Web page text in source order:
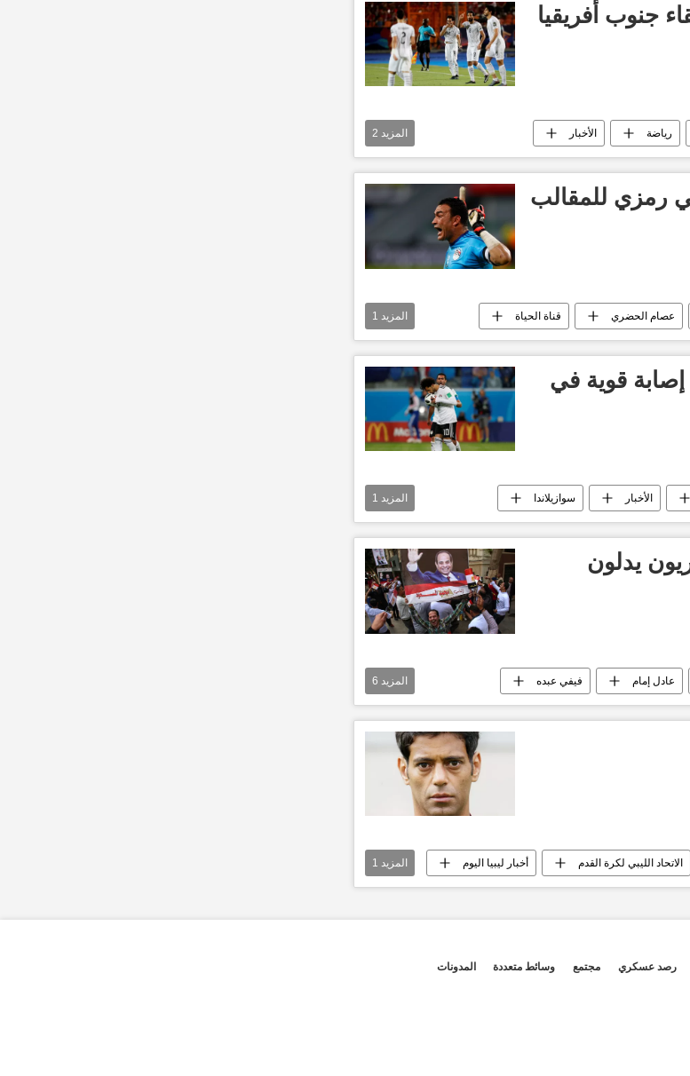
جنوب أفريقيا
رياضة الأخبار المزيد 2
رمزي للمقالب
عصام الحضري قناة الحياة المزيد 1
قوية في
الأخبار سوازيلاندا المزيد 1
يدلون
عادل إمام فيفي عبده
الرئيس عبدالفتاح السيسي حكيم
المزيد 6
الاتحاد الليبي لكرة القدم أخبار ليبيا اليوم المزيد 1
رصد عسكري مجتمع وسائط متعددة المدونات